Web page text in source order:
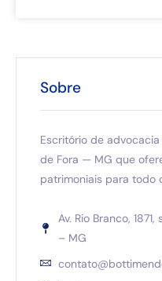
Sobre
Escritório de
de Fora — MG que
patrimoniais para todo
Av. Rio Branco,
– MG